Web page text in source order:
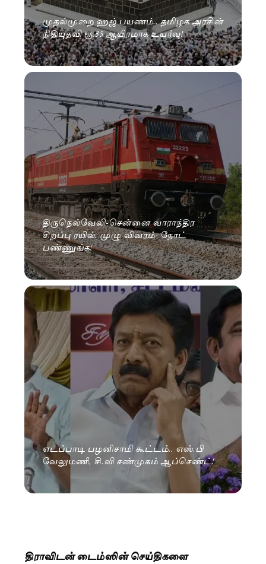
முதல்முறை ஹஜ் பயணம்.. தமிழக அரசின்
நிதியுதவி ரூ.35 ஆயிரமாக உயர்வு!
திருநெல்வேலி-சென்னை வாராந்திர
சிறப்பு ரயில். முழு விவரம்- நோட்
பண்ணுங்க!
எடப்பாடி பழனிசாமி கூட்டம்.. எஸ்.பி
வேலுமணி, சி.வி சண்முகம் ஆப்செண்ட்!
திராவிடன் டைம்ஸின் செய்திகளை